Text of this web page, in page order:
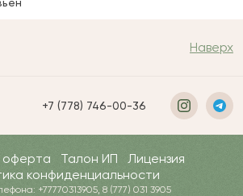
Наверх
+7 (778) 746-00-36
оферта Талон ИП
Лицензия
конфиденциальности
+77770313905, 8 (777) 031 3905